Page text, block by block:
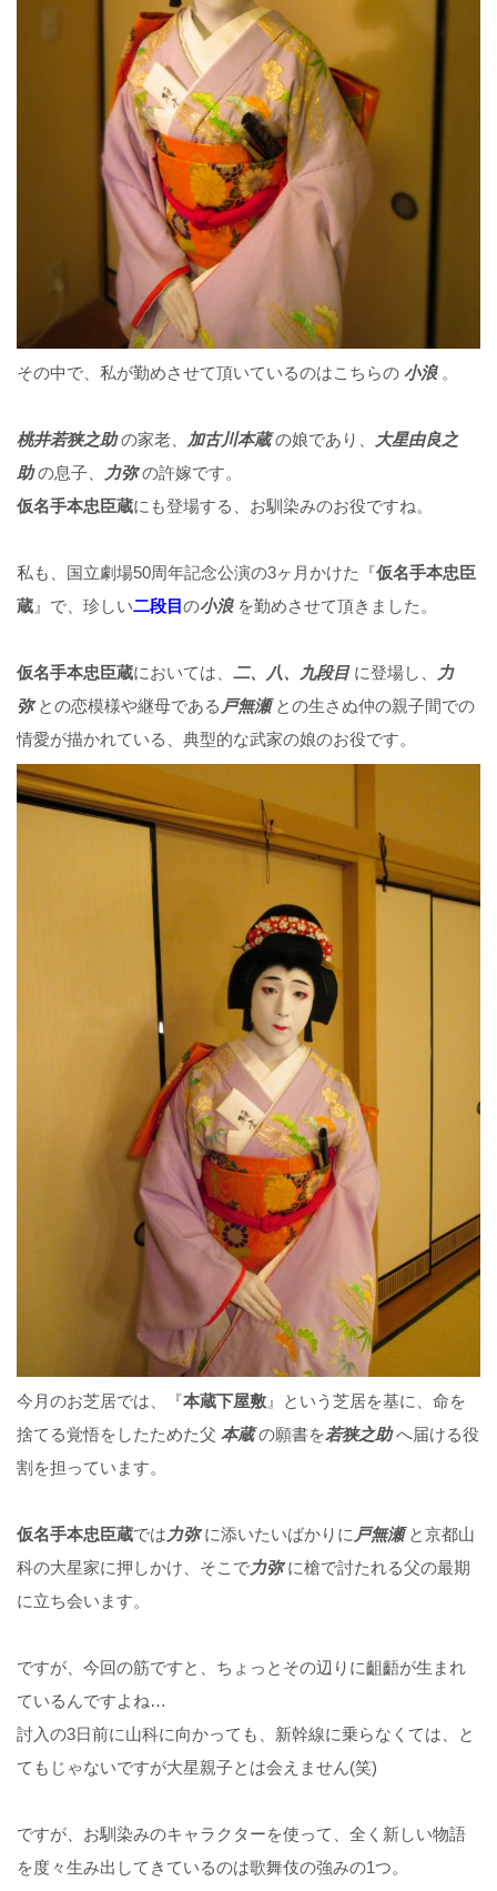
その中で、私が勤めさせて頂いているのはこちらの 小浪。
桃井若狭之助の家老、 加古川本蔵の娘であり、
大星由良之
助の息子、 力弥の許嫁です。
仮名手本忠臣蔵にも登場する、お馴染みのお役ですね。
私も、国立劇場50周年記念公演の3ヶ月かけた『仮名手本忠臣
蔵 』で、珍しい二段目 の小浪 を勤めさせて頂きました。
仮名手本忠臣蔵においては、 二、八、九段目 に登場し、
力
弥との恋模様や継母である 戸無瀬との生さぬ仲の親子間での
情愛が描かれている、典型的な武家の娘のお役です。
今月のお芝居では、『本蔵下屋敷 』という芝居を基に、命を
捨てる覚悟をしたためた父 本蔵の願書を若狭之助へ届ける役
割を担っています。
仮名手本忠臣蔵では 力弥に添いたいばかりに 戸無瀬と京都山
科の大星家に押しかけ、そこで力弥に槍で討たれる父の最期
に立ち会います。
ですが、今回の筋ですと、ちょっとその辺りに齟齬が生まれ
ているんですよね…
討入の3日前に山科に向かっても、新幹線に乗らなくては、と
てもじゃないですが大星親子とは会えません(笑)
ですが、お馴染みのキャラクターを使って、全く新しい物語
を度々生み出してきているのは歌舞伎の強みの1つ。